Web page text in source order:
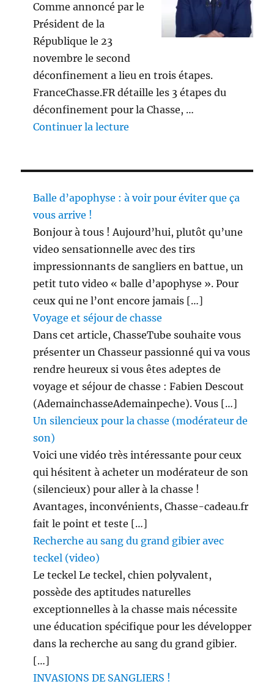
Comme annoncé par le
Président de la
République le 23
novembre le second
déconfinement a lieu en trois étapes.
FranceChasse.FR détaille les 3 étapes du
déconfinement pour la Chasse, …
Continuer la lecture
Balle d’apophyse : à voir pour éviter que ça
vous arrive !
Bonjour à tous ! Aujourd’hui, plutôt qu’une
video sensationnelle avec des tirs
impressionnants de sangliers en battue, un
petit tuto video « balle d’apophyse ». Pour
ceux qui ne l’ont encore jamais […]
Voyage et séjour de chasse
Dans cet article, ChasseTube souhaite vous
présenter un Chasseur passionné qui va vous
rendre heureux si vous êtes adeptes de
voyage et séjour de chasse : Fabien Descout
(AdemainchasseAdemainpeche). Vous […]
Un silencieux pour la chasse (modérateur de
son)
Voici une vidéo très intéressante pour ceux
qui hésitent à acheter un modérateur de son
(silencieux) pour aller à la chasse !
Avantages, inconvénients, Chasse-cadeau.fr
fait le point et teste […]
Recherche au sang du grand gibier avec
teckel (video)
Le teckel Le teckel, chien polyvalent,
possède des aptitudes naturelles
exceptionnelles à la chasse mais nécessite
une éducation spécifique pour les développer
dans la recherche au sang du grand gibier.
[…]
INVASIONS DE SANGLIERS !